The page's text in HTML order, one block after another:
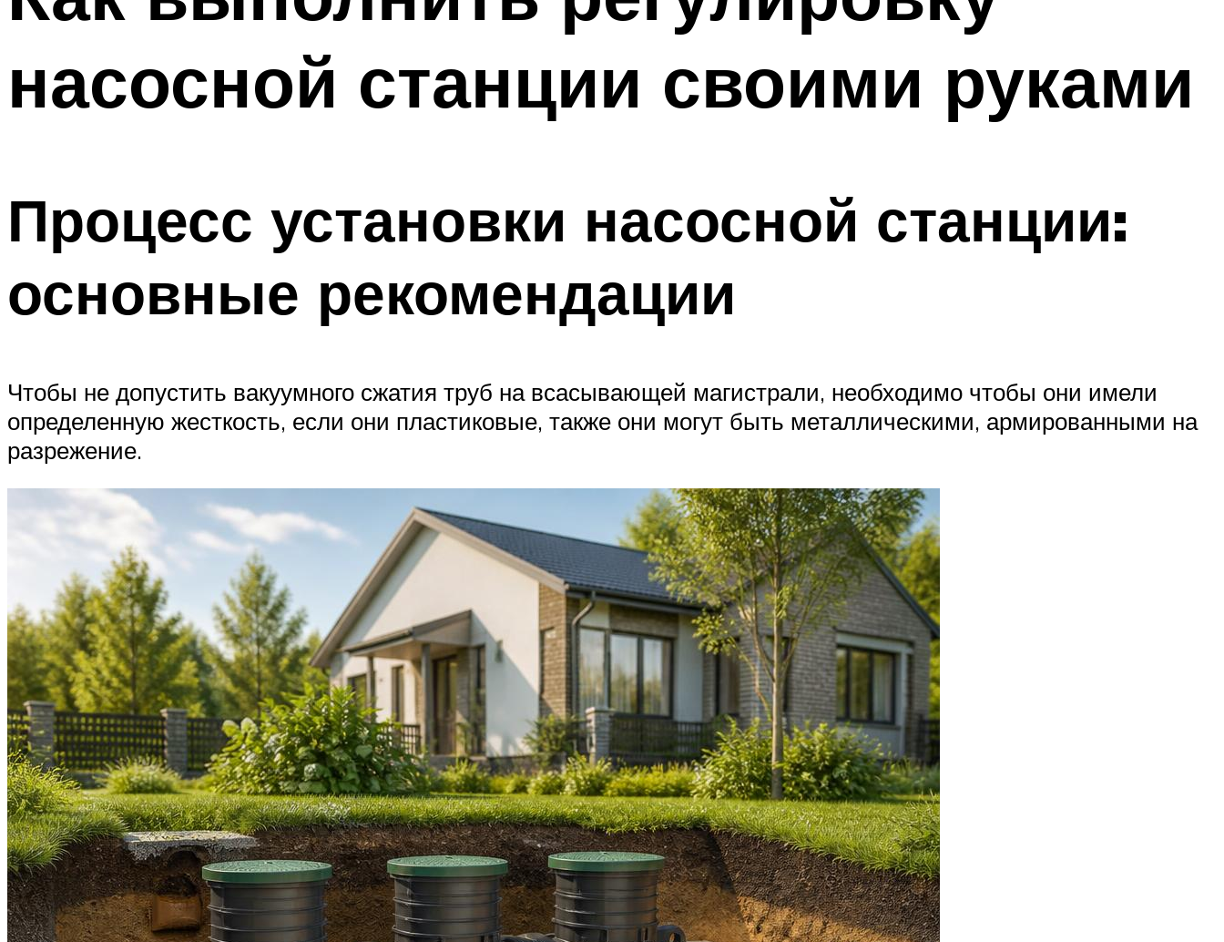
насосной станции своими руками
Процесс установки насосной станции:
основные рекомендации
Чтобы не допустить вакуумного сжатия труб на всасывающей магистрали, необходимо чтобы они имели
определенную жесткость, если они пластиковые, также они могут быть металлическими, армированными на
разрежение.